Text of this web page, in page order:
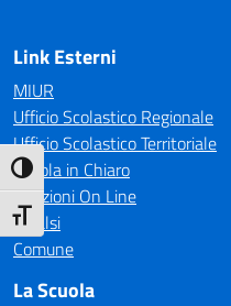
Attiva/disattiva alto contrasto
Attiva/disattiva dimensione testo
Link Esterni
MIUR
Ufficio Scolastico Regionale
Ufficio Scolastico Territoriale
Scuola in Chiaro
Iscrizioni On Line
Invalsi
Comune
La Scuola